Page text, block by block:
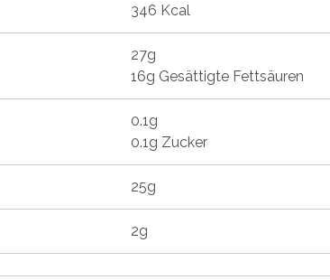
346 Kcal
27g
16g Gesättigte Fettsäuren
0.1g
0.1g Zucker
25g
2g